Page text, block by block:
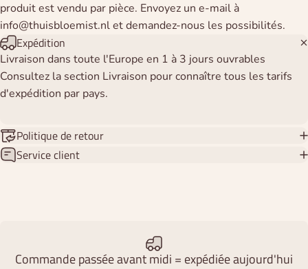
produit est vendu par pièce. Envoyez un e-mail à
info@thuisbloemist.nl et demandez-nous les possibilités.
Expédition
Livraison dans toute l'Europe en 1 à 3 jours ouvrables
Consultez la section Livraison pour connaître tous les tarifs
d'expédition par pays.
Politique de retour
Service client
Commande passée avant midi = expédiée aujourd'hui